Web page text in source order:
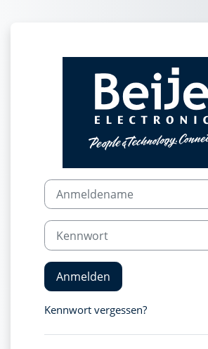
Kontoerstellung abbrechen
Anmeldename
Kennwort
Anmelden
Kennwort vergessen?